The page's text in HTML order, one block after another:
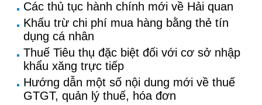
Các thủ tục hành chính mới về Hải quan
Khấu trừ chi phí mua hàng bằng thẻ tín
dụng cá nhân
Thuế Tiêu thụ đặc biệt đối với cơ sở nhập
khẩu xăng trực tiếp
Hướng dẫn một số nội dung mới về thuế
GTGT, quản lý thuế, hóa đơn